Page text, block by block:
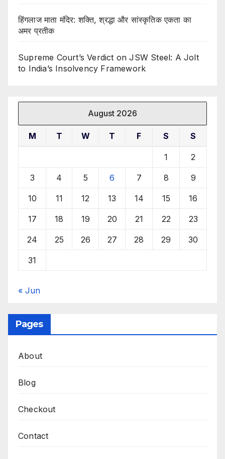
हिंगलाज माता मंदिर: शक्ति, श्रद्धा और सांस्कृतिक एकता का
अमर प्रतीक
Supreme Court’s Verdict on JSW Steel: A Jolt
to India’s Insolvency Framework
August 2026
M T W T F S S
1 2
3 4 5 6 7 8 9
10 11 12 13 14 15 16
17 18 19 20 21 22 23
24 25 26 27 28 29 30
31
« Jun
Pages
About
Blog
Checkout
Contact